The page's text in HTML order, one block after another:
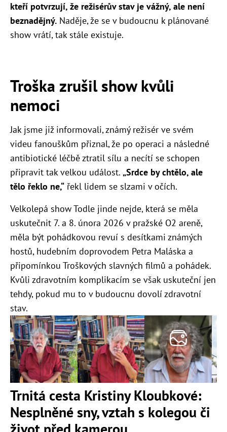
kteří potvrzují, že režisérův stav je vážný, ale není
beznadějný. Naděje, že se v budoucnu k plánované
show vrátí, tak stále existuje.
Troška zrušil show kvůli
nemoci
Jak jsme již informovali, známý režisér ve svém
videu fanouškům přiznal, že po operaci a následné
antibiotické léčbě ztratil sílu a necítí se schopen
připravit tak velkou událost. „Srdce by chtělo, ale
tělo řeklo ne,“ řekl lidem se slzami v očích.
Velkolepá show Todle jinde nejde, která se měla
uskutečnit 7. a 8. února 2026 v pražské O2 areně,
měla být pohádkovou revuí s desítkami známých
hostů, hudebním doprovodem Petra Maláska a
připomínkou Troškových slavných filmů a pohádek.
Kvůli zdravotním komplikacím se však uskuteční jen
tehdy, pokud mu to v budoucnu dovolí zdravotní
stav.
Trnitá cesta Kristiny Kloubkové:
Nesplněné sny, vztah s kolegou či